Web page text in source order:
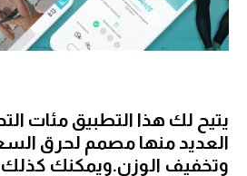
يتيح لك هذا التطبيق مئات
العديد منها مصمم لحرق
وتخفيف الوزن.ويمكنك كذلك